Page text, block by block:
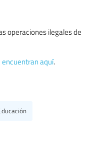
operaciones ilegales de
encuentran aquí.